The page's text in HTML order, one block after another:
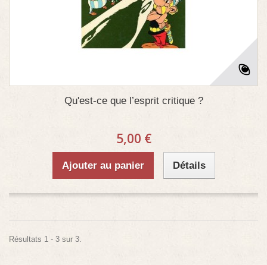
Qu'est-ce que l’esprit critique ?
5,00 €
Ajouter au panier Détails
Résultats 1 - 3 sur 3.